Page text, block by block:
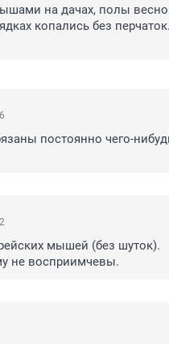
на дачах, полы
копались без
постоянно чего-
мышей (без шуток).
не восприимчевы.